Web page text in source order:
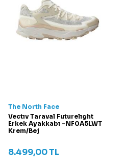
The North Face
Vectıv Taraval Futurelıght
Erkek Ayakkabı -NF0A5LWT
Krem/Bej
8.499,00TL